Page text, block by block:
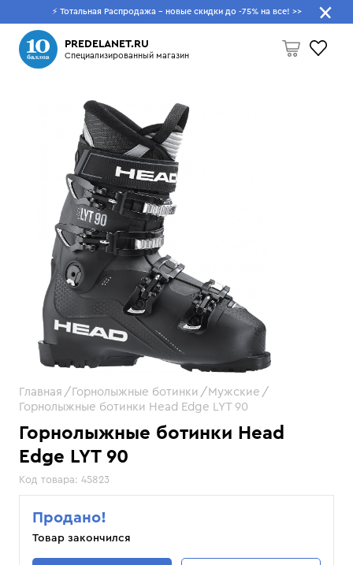
⚡ Тотальная Распродажа - новые скидки до -75% на все! >>
PREDELANET.RU
Специализированный магазин
Что будем искать?
Горнолыжные ботинки Head
Edge LYT 90
Код товара: 45823
Главная Горнолыжные ботинки
Мужские
Горнолыжные ботинки Head Edge LYT 90
Продано!
Товар закончился